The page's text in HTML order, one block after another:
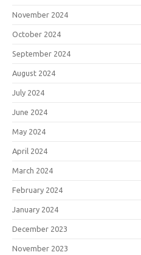
November 2024
October 2024
September 2024
August 2024
July 2024
June 2024
May 2024
April 2024
March 2024
February 2024
January 2024
December 2023
November 2023